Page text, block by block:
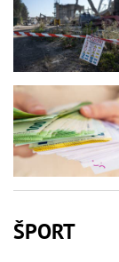
ŠPORT